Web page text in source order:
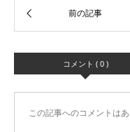
コメント ( 0 )
この記事へのコメントはあ